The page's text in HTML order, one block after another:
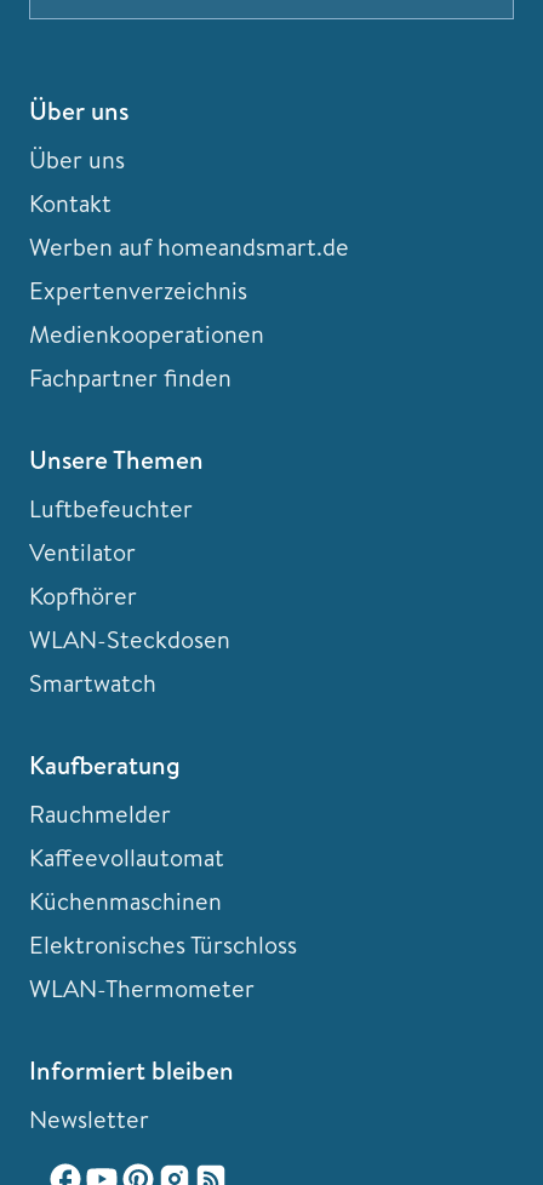
Über uns
Über uns
Kontakt
Werben auf homeandsmart.de
Expertenverzeichnis
Medienkooperationen
Fachpartner finden
Unsere Themen
Luftbefeuchter
Ventilator
Kopfhörer
WLAN-Steckdosen
Smartwatch
Kaufberatung
Rauchmelder
Kaffeevollautomat
Küchenmaschinen
Elektronisches Türschloss
WLAN-Thermometer
Informiert bleiben
Newsletter